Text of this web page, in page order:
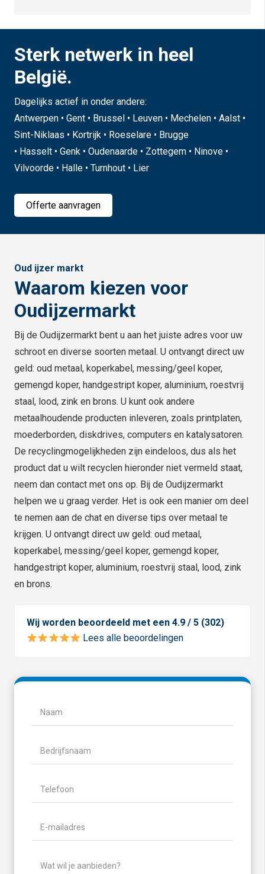
Sterk netwerk in heel
België.
Dagelijks actief in onder andere:
Antwerpen • Gent • Brussel • Leuven • Mechelen • Aalst •
Sint-Niklaas • Kortrijk • Roeselare • Brugge
• Hasselt • Genk • Oudenaarde • Zottegem • Ninove •
Vilvoorde • Halle • Turnhout • Lier
Offerte aanvragen
Oud ijzer markt
Waarom kiezen voor
Oudijzermarkt
Bij de Oudijzermarkt bent u aan het juiste adres voor uw
schroot en diverse soorten metaal. U ontvangt direct uw
geld: oud metaal, koperkabel, messing/geel koper,
gemengd koper, handgestript koper, aluminium, roestvrij
staal, lood, zink en brons. U kunt ook andere
metaalhoudende producten inleveren, zoals printplaten,
moederborden, diskdrives, computers en katalysatoren.
De recyclingmogelijkheden zijn eindeloos, dus als het
product dat u wilt recyclen hieronder niet vermeld staat,
neem dan contact met ons op. Bij de Oudijzermarkt
helpen we u graag verder. Het is ook een manier om deel
te nemen aan de chat en diverse tips over metaal te
krijgen. U ontvangt direct uw geld: oud metaal,
koperkabel, messing/geel koper, gemengd koper,
handgestript koper, aluminium, roestvrij staal, lood, zink
en brons.
Wij worden beoordeeld met een 4.9 / 5 (302)
Lees alle beoordelingen
Naam
Bedrijfsnaam
Telefoon
mailadres(Vereist)
Wat